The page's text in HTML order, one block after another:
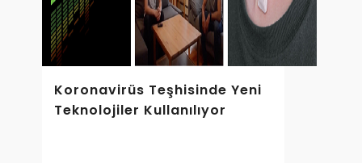
Koronavirüs Teşhisinde Yeni
Teknolojiler Kullanılıyor